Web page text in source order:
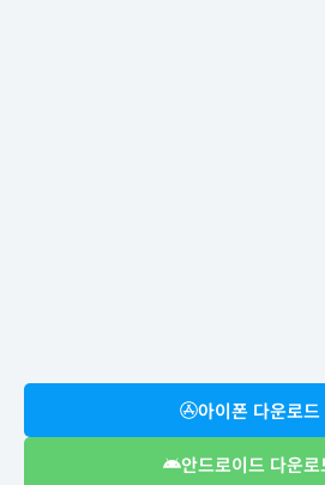
아이폰 다운로드
안드로이드 다운로